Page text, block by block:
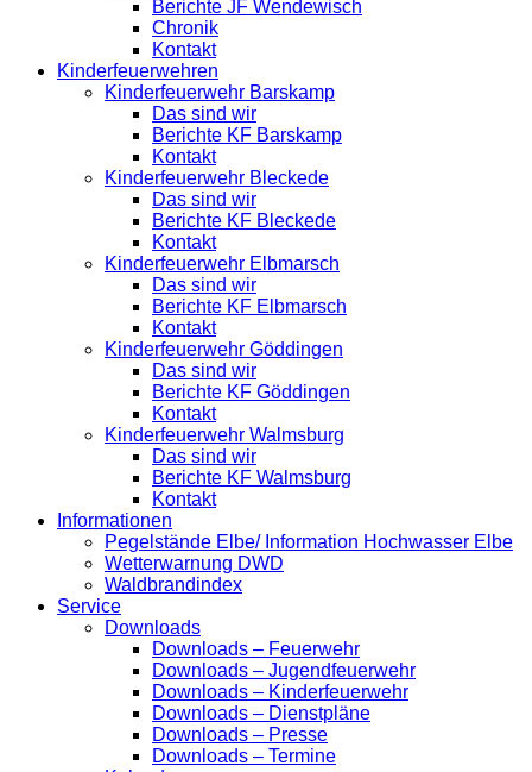
Berichte JF Wendewisch
Chronik
Kontakt
Kinderfeuerwehren
Kinderfeuerwehr Barskamp
Das sind wir
Berichte KF Barskamp
Kontakt
Kinderfeuerwehr Bleckede
Das sind wir
Berichte KF Bleckede
Kontakt
Kinderfeuerwehr Elbmarsch
Das sind wir
Berichte KF Elbmarsch
Kontakt
Kinderfeuerwehr Göddingen
Das sind wir
Berichte KF Göddingen
Kontakt
Kinderfeuerwehr Walmsburg
Das sind wir
Berichte KF Walmsburg
Kontakt
Informationen
Pegelstände Elbe/ Information Hochwasser Elbe
Wetterwarnung DWD
Waldbrandindex
Service
Downloads
Downloads – Feuerwehr
Downloads – Jugendfeuerwehr
Downloads – Kinderfeuerwehr
Downloads – Dienstpläne
Downloads – Presse
Downloads – Termine